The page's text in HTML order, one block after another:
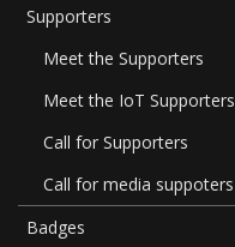
Supporters
Meet the Supporters
Meet the IoT Supporters
Call for Supporters
Call for media suppoters
Badges